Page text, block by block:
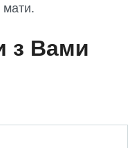
мати.
з Вами